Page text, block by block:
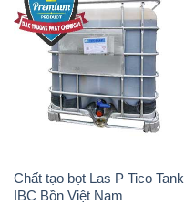
Chất tạo bọt Las P Tico Tank
IBC Bồn Việt Nam